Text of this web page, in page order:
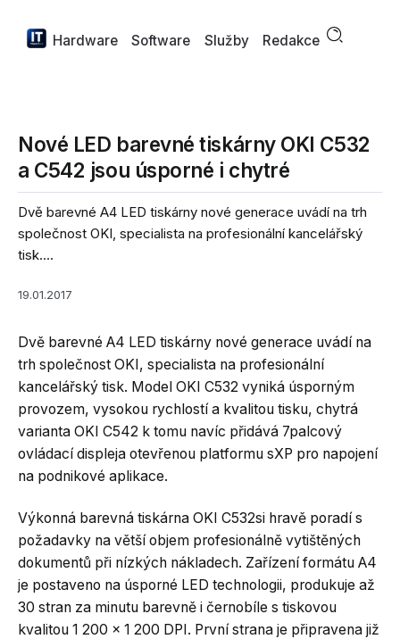
Hardware Software Služby Redakce
Nové LED barevné tiskárny OKI C532
a C542 jsou úsporné i chytré
Dvě barevné A4 LED tiskárny nové generace uvádí na trh
společnost OKI, specialista na profesionální kancelářský
tisk....
19.01.2017
Dvě barevné A4 LED tiskárny nové generace uvádí na
trh společnost OKI, specialista na profesionální
kancelářský tisk. Model OKI C532 vyniká úsporným
provozem, vysokou rychlostí a kvalitou tisku, chytrá
varianta OKI C542 k tomu navíc přidává 7palcový
ovládací displeja otevřenou platformu sXP pro napojení
na podnikové aplikace.
Výkonná barevná tiskárna OKI C532si hravě poradí s
požadavky na větší objem profesionálně vytištěných
dokumentů při nízkých nákladech. Zařízení formátu A4
je postaveno na úsporné LED technologii, produkuje až
30 stran za minutu barevně i černobíle s tiskovou
kvalitou 1 200 x 1 200 DPI. První strana je připravena již